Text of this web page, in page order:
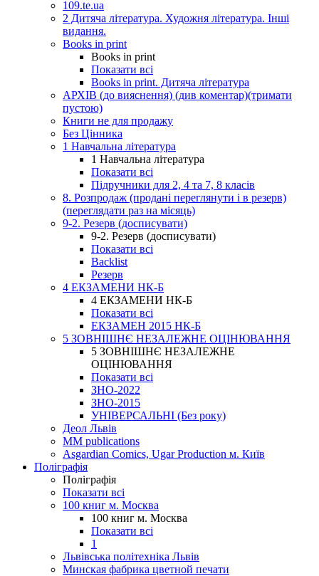
109.te.ua
2 Дитяча література. Художня література. Інші
видання.
Books in print
Books in print
Показати всі
Books in print. Дитяча література
АРХІВ (до вияснення) (див коментар)(тримати
пустою)
Книги не для продажу
Без Цінника
1 Навчальна література
1 Навчальна література
Показати всі
Підручники для 2, 4 та 7, 8 класів
8. Розпродаж (продані переглянути і в резерв)
(переглядати раз на місяць)
9-2. Резерв (досписувати)
9-2. Резерв (досписувати)
Показати всі
Backlist
Резерв
4 ЕКЗАМЕНИ НК-Б
4 ЕКЗАМЕНИ НК-Б
Показати всі
ЕКЗАМЕН 2015 НК-Б
5 ЗОВНІШНЄ НЕЗАЛЕЖНЕ ОЦІНЮВАННЯ
5 ЗОВНІШНЄ НЕЗАЛЕЖНЕ
ОЦІНЮВАННЯ
Показати всі
ЗНО-2022
ЗНО-2015
УНІВЕРСАЛЬНІ (Без року)
Деол Львів
MM publications
Asgardian Comics, Ugar Production м. Київ
Поліграфія
Поліграфія
Показати всі
100 книг м. Москва
100 книг м. Москва
Показати всі
1
Львівська політехніка Львів
Минская фабрика цветной печати